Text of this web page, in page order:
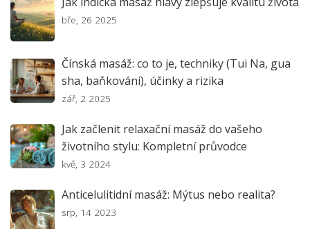
bře, 26 2025
Čínská masáž: co to je, techniky (Tui Na, gua
sha, baňkování), účinky a rizika
zář, 2 2025
Jak začlenit relaxační masáž do vašeho
životního stylu: Kompletní průvodce
kvě, 3 2024
Anticelulitidní masáž: Mýtus nebo realita?
srp, 14 2023